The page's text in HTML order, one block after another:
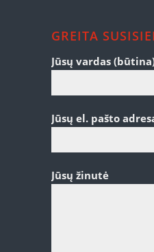
GREITA
Jūsų vardas
Jūsų el. pašto
Jūsų žinutė